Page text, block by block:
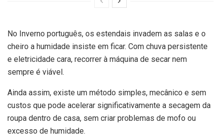
No Inverno português, os estendais invadem as salas e o
cheiro a humidade insiste em ficar. Com chuva persistente
e eletricidade cara, recorrer à máquina de secar nem
sempre é viável.
Ainda assim, existe um método simples, mecânico e sem
custos que pode acelerar significativamente a secagem da
roupa dentro de casa, sem criar problemas de mofo ou
excesso de humidade.